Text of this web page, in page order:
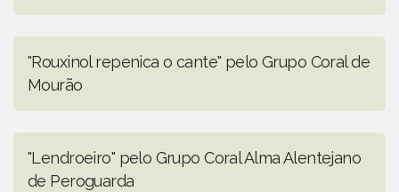
"Rouxinol repenica o cante" pelo Grupo Coral de
Mourão
"Lendroeiro" pelo Grupo Coral Alma Alentejano
de Peroguarda